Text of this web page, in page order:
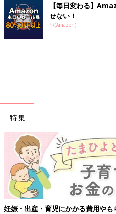
【毎日変わる】
せない！
PR(Amazon)
特集
助金・助成金をわかり
【ワク